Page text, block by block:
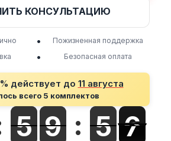
КОНСУЛЬТАЦИЮ
•
Пожизненная поддержка
• Безопасная оплата
действует до 11 августа
всего 5 комплектов